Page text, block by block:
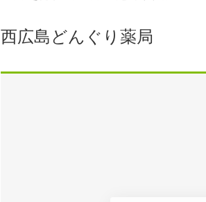
西広島どんぐり薬局